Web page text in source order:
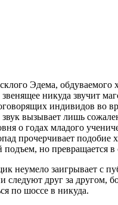
Эдема,
никуда звучит
индивидов во
вызывает лишь
о годах младого
прочерчивает
подъем, но
неумело заигрывает с
следуют друг за другом,
по шоссе в никуда.